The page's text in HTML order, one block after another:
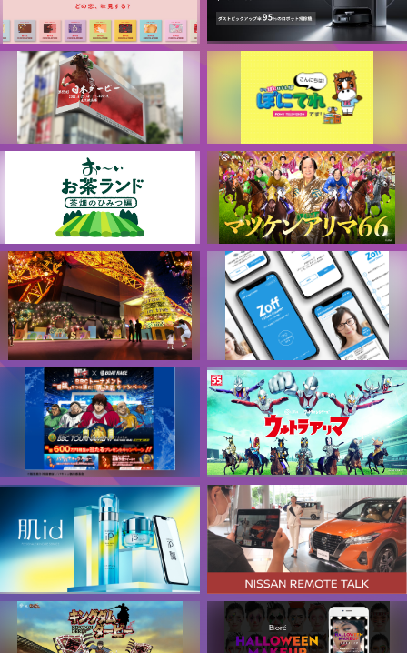
どの恋、味見する？ NETFLIX
CHOCOLATERIE
Netflix合同会社
エコバックス Amazonプライム
デー デジタルマーケティング施
エコバックスジャパン株式会社
第89回 日本ダービー PRプロモ
日本中央競馬会
ぽにてれ
日本中央競馬会
お～いお茶ランド～茶畑のひみ
つ編～
株式会社伊藤園
マツケンアリマ66
日本中央競馬会
東京タワークリスマスイベント
JRA協賛施策「Dream in the
sky」
日本中央競馬会
Zoff Virtual Counter
株式会社インターメスティック
アニメ「バキ」タイアップ
ボートレースBBCトーナメントキ
ャンペーン
一般財団法人BOATRACE振興会
ウルトラアリマ
日本中央競馬会
SOFINA iP
パーソナルスキンケアサービス
「肌id」
NISSAN REMOTE TALK
日産自動車株式会社